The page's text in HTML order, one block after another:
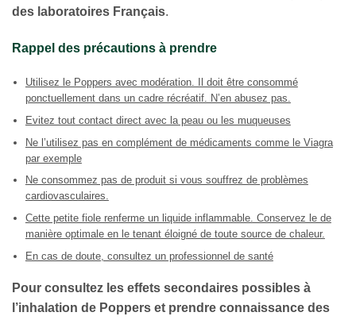
des laboratoires Français.
Rappel des précautions à prendre
Utilisez le Poppers avec modération. Il doit être consommé
ponctuellement dans un cadre récréatif. N’en abusez pas.
Evitez tout contact direct avec la peau ou les muqueuses
Ne l’utilisez pas en complément de médicaments comme le Viagra
par exemple
Ne consommez pas de produit si vous souffrez de problèmes
cardiovasculaires.
Cette petite fiole renferme un liquide inflammable. Conservez le de
manière optimale en le tenant éloigné de toute source de chaleur.
En cas de doute, consultez un professionnel de santé
Pour consultez les effets secondaires possibles à
l’inhalation de Poppers et prendre connaissance des
Appliquer les filtres